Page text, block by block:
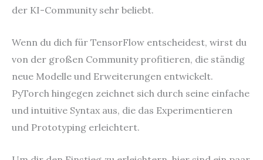
der KI-Community sehr beliebt.
Wenn du dich für TensorFlow entscheidest, wirst du
von der großen Community profitieren, die ständig
neue Modelle und Erweiterungen entwickelt.
PyTorch hingegen zeichnet sich durch seine einfache
und intuitive Syntax aus, die das Experimentieren
und Prototyping erleichtert.